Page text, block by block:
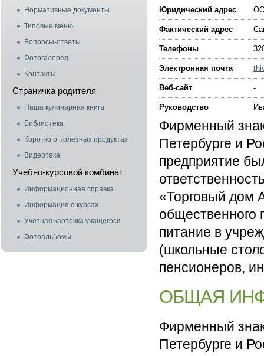
Нормативные документы
Типовые меню
Вопросы-ответы
Фотогалерея
Контакты
Страничка родителя
Наша кулинарная книга
Библиотека
Коротко о полезных продуктах
Видеотека
Учебно-курсовой комбинат
Информационная справка
Информация о курсах
Учетная карточка учащегося
Фотоальбомы
Юридический адрес
Фактический адрес
Телефоны
Электронная почта
Веб-сайт -
Руководство
Фирменный
Петербурге и
предприятие
«Торговый дом
общественного
питание в
(школьные
пенсионеров,
ОБЩАЯ
Фирменный
Петербурге и